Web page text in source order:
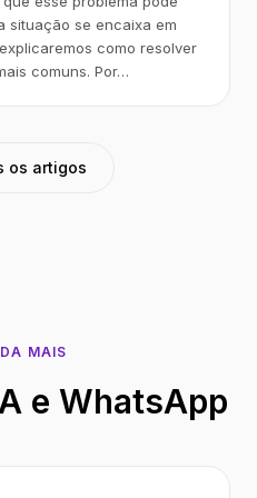
situação se encaixa em
como resolver
comuns. Por…
os artigos
MAIS
e WhatsApp